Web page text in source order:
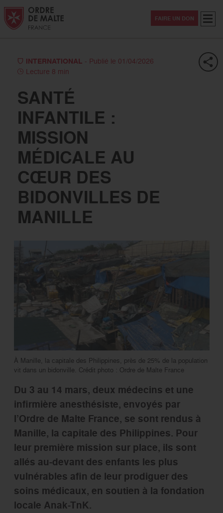
Aller au contenu
Aller à la recherche
Aller au menu
FAIRE UN DON
INTERNATIONAL - Publié le 01/04/2026
Lecture 8 min
SANTÉ
INFANTILE :
MISSION
MÉDICALE AU
CŒUR DES
BIDONVILLES DE
MANILLE
À Manille, la capitale des Philippines, près de 25% de la population
vit dans un bidonville. Crédit photo : Ordre de Malte France
Du 3 au 14 mars, deux médecins et une
inﬁrmière anesthésiste, envoyés par
l’Ordre de Malte France, se sont rendus à
Manille, la capitale des Philippines. Pour
leur première mission sur place, ils sont
allés au-devant des enfants les plus
vulnérables aﬁn de leur prodiguer des
soins médicaux, en soutien à la fondation
locale Anak-TnK.